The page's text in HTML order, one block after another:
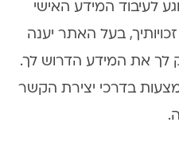
לעיבוד המידע האישי
בעל האתר יענה
לך את המידע הדרוש לך.
בדרכי יצירת הקשר